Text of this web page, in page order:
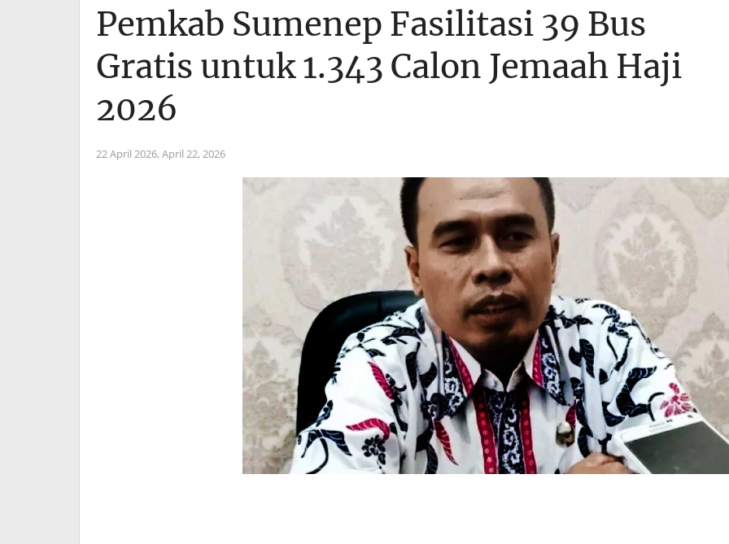
Pemkab Sumenep Fasilitasi 39 Bus
Gratis untuk 1.343 Calon Jemaah Haji
2026
22 April 2026, April 22, 2026